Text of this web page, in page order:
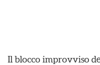
Il blocco improvviso